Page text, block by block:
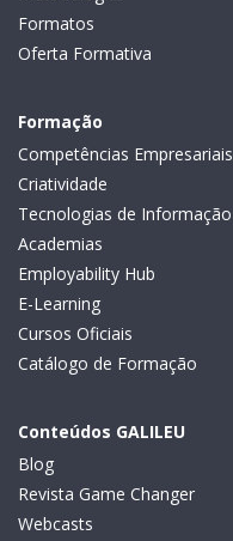
Formatos
Oferta Formativa
Formação
Competências Empresariais
Criatividade
Tecnologias de Informação
Academias
Employability Hub
E-Learning
Cursos Oficiais
Catálogo de Formação
Conteúdos GALILEU
Blog
Revista Game Changer
Webcasts